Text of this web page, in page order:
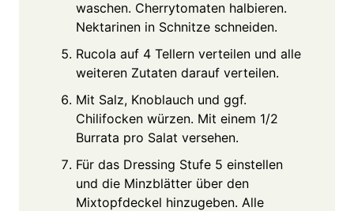
waschen. Cherrytomaten halbieren.
Nektarinen in Schnitze schneiden.
Rucola auf 4 Tellern verteilen und alle
weiteren Zutaten darauf verteilen.
Mit Salz, Knoblauch und ggf.
Chilifocken würzen. Mit einem 1/2
Burrata pro Salat versehen.
Für das Dressing Stufe 5 einstellen
und die Minzblätter über den
Mixtopfdeckel hinzugeben. Alle